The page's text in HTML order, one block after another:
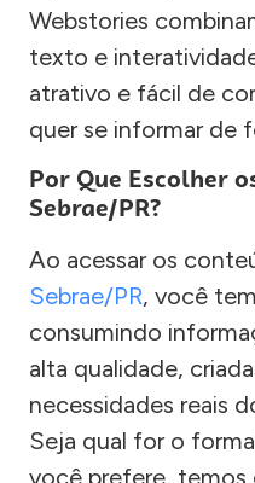
Webstories
texto e
atrativo e fácil de
quer se informar de
Por Que Escolher
Sebrae/PR?
Ao acessar os
Sebrae/PR, você
consumindo
alta qualidade,
necessidades reais
Seja qual for o
você prefere, temos